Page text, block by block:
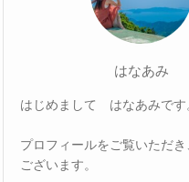
はなあみ
はじめまして はなあみです
プロフィールをご覧いただき
ございます。